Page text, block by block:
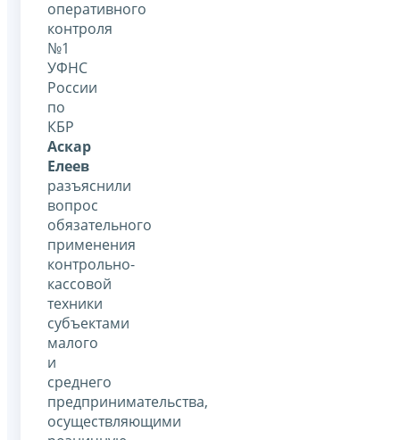
оперативного
контроля
№1
УФНС
России
по
КБР
Аскар
Елеев
разъяснили
вопрос
обязательного
применения
контрольно-
кассовой
техники
субъектами
малого
и
среднего
предпринимательства,
осуществляющими